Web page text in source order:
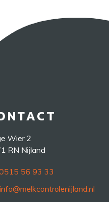
Wier 2
RN Nijland
56 93 33
info@melkcontrolenijland.nl